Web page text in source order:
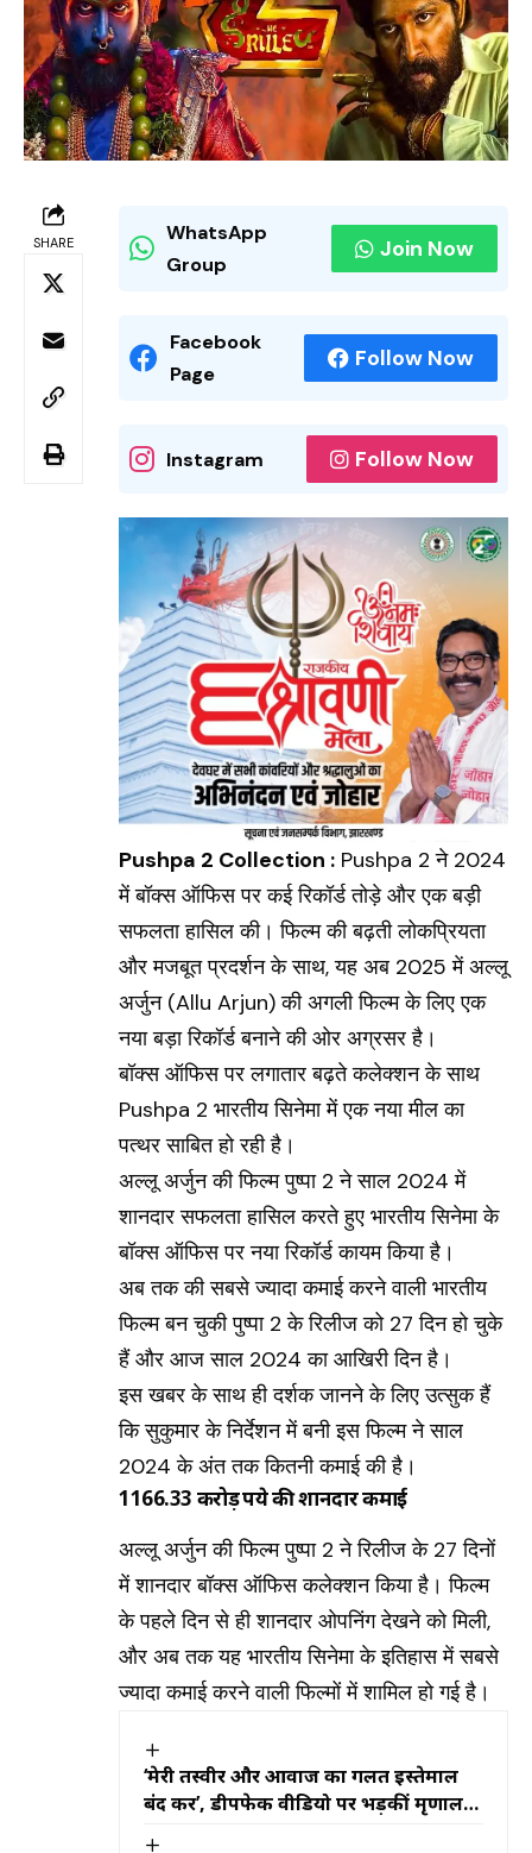
SHARE
WhatsApp
Group
Join Now
Facebook
Page
Follow Now
Instagram Follow Now
Pushpa 2 Collection : Pushpa 2 ने 2024
में बॉक्स ऑफिस पर कई रिकॉर्ड तोड़े और एक बड़ी
सफलता हासिल की। फिल्म की बढ़ती लोकप्रियता
और मजबूत प्रदर्शन के साथ, यह अब 2025 में अल्लू
अर्जुन (Allu Arjun) की अगली फिल्म के लिए एक
नया बड़ा रिकॉर्ड बनाने की ओर अग्रसर है।
बॉक्स ऑफिस पर लगातार बढ़ते कलेक्शन के साथ
Pushpa 2 भारतीय सिनेमा में एक नया मील का
पत्थर साबित हो रही है।
अल्लू अर्जुन की फिल्म पुष्पा 2 ने साल 2024 में
शानदार सफलता हासिल करते हुए भारतीय सिनेमा के
बॉक्स ऑफिस पर नया रिकॉर्ड कायम किया है।
अब तक की सबसे ज्यादा कमाई करने वाली भारतीय
फिल्म बन चुकी पुष्पा 2 के रिलीज को 27 दिन हो चुके
हैं और आज साल 2024 का आखिरी दिन है।
इस खबर के साथ ही दर्शक जानने के लिए उत्सुक हैं
कि सुकुमार के निर्देशन में बनी इस फिल्म ने साल
2024 के अंत तक कितनी कमाई की है।
1166.33 करोड़ रुपये की शानदार कमाई
अल्लू अर्जुन की फिल्म पुष्पा 2 ने रिलीज के 27 दिनों
में शानदार बॉक्स ऑफिस कलेक्शन किया है। फिल्म
के पहले दिन से ही शानदार ओपनिंग देखने को मिली,
और अब तक यह भारतीय सिनेमा के इतिहास में सबसे
ज्यादा कमाई करने वाली फिल्मों में शामिल हो गई है।
‘मेरी तस्वीर और आवाज का गलत इस्तेमाल
बंद करें’, डीपफेक वीडियो पर भड़कीं मृणाल